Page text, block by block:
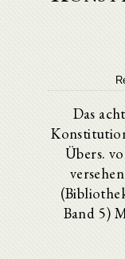
Das
Übers.
Band 5)